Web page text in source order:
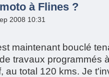
à Flines ?
2008 10:31
maintenant bouclé
travaux programmés
au total 120 kms. Je